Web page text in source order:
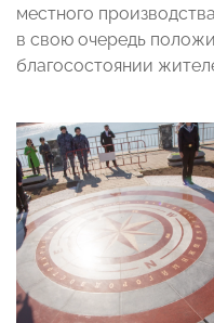
местного
в свою очередь
благосостоянии